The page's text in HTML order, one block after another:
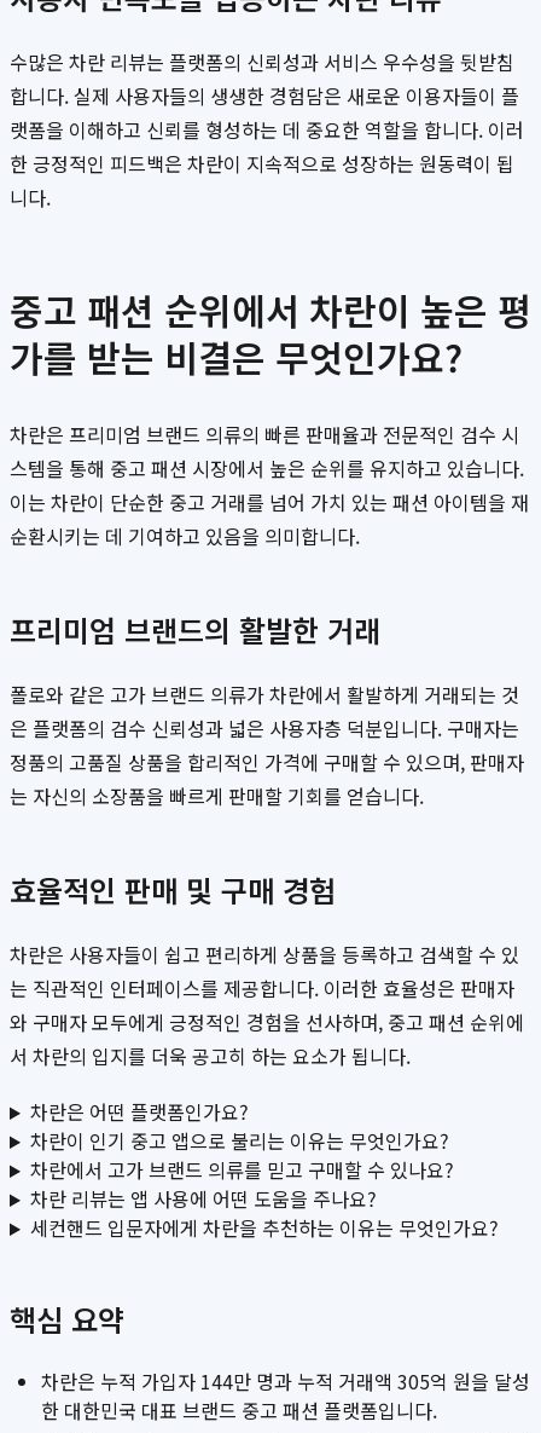
수많은 차란 리뷰는 플랫폼의 신뢰성과 서비스 우수성을 뒷받침
합니다. 실제 사용자들의 생생한 경험담은 새로운 이용자들이 플
랫폼을 이해하고 신뢰를 형성하는 데 중요한 역할을 합니다. 이러
한 긍정적인 피드백은 차란이 지속적으로 성장하는 원동력이 됩
니다.
중고 패션 순위에서 차란이 높은 평
가를 받는 비결은 무엇인가요?
차란은 프리미엄 브랜드 의류의 빠른 판매율과 전문적인 검수 시
스템을 통해 중고 패션 시장에서 높은 순위를 유지하고 있습니다.
이는 차란이 단순한 중고 거래를 넘어 가치 있는 패션 아이템을 재
순환시키는 데 기여하고 있음을 의미합니다.
프리미엄 브랜드의 활발한 거래
폴로와 같은 고가 브랜드 의류가 차란에서 활발하게 거래되는 것
은 플랫폼의 검수 신뢰성과 넓은 사용자층 덕분입니다. 구매자는
정품의 고품질 상품을 합리적인 가격에 구매할 수 있으며, 판매자
는 자신의 소장품을 빠르게 판매할 기회를 얻습니다.
효율적인 판매 및 구매 경험
차란은 사용자들이 쉽고 편리하게 상품을 등록하고 검색할 수 있
는 직관적인 인터페이스를 제공합니다. 이러한 효율성은 판매자
와 구매자 모두에게 긍정적인 경험을 선사하며, 중고 패션 순위에
서 차란의 입지를 더욱 공고히 하는 요소가 됩니다.
차란은 어떤 플랫폼인가요?
차란이 인기 중고 앱으로 불리는 이유는 무엇인가요?
차란에서 고가 브랜드 의류를 믿고 구매할 수 있나요?
차란 리뷰는 앱 사용에 어떤 도움을 주나요?
세컨핸드 입문자에게 차란을 추천하는 이유는 무엇인가요?
핵심 요약
차란은 누적 가입자 144만 명과 누적 거래액 305억 원을 달성
한 대한민국 대표 브랜드 중고 패션 플랫폼입니다.